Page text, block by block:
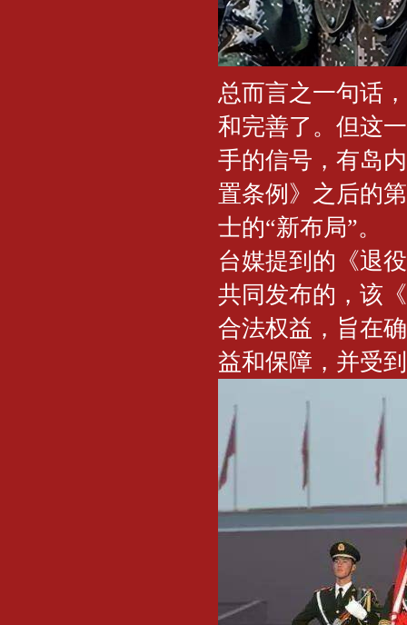
总而言之一句话
和完善了。但这
手的信号，有岛
置条例》之后的
士的“新布局”。
台媒提到的《退
共同发布的，该
合法权益，旨在
益和保障，并受